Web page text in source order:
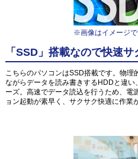
※画像はイメージで
「SSD」搭載なので快速
こちらのパソコンはSSD搭載です。物
ながらデータを読み書きするHDDと違
ーズ。高速でデータ読込を行うため、電
ョン起動が素早く、サクサク快適に作業